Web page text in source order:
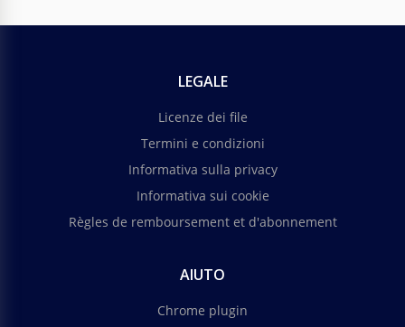
LEGALE
Licenze dei file
Termini e condizioni
Informativa sulla privacy
Informativa sui cookie
Règles de remboursement et d'abonnement
AIUTO
Chrome plugin